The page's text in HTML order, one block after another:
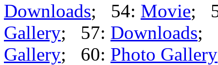
Downloads; 54: Movie;
Gallery; 57: Downloads;
Gallery; 60: Photo Gallery